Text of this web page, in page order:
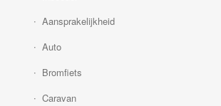
Aansprakelijkheid
Auto
Bromfiets
Caravan